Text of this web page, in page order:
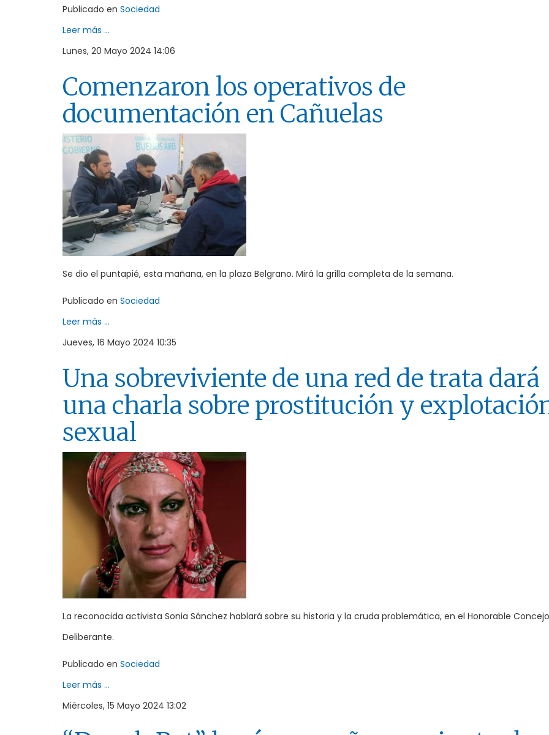
Publicado en Sociedad
Leer más ...
Lunes, 20 Mayo 2024 14:06
Comenzaron los operativos de
documentación en Cañuelas
Se dio el puntapié, esta mañana, en la plaza Belgrano. Mirá la grilla completa de la semana.
Publicado en Sociedad
Leer más ...
Jueves, 16 Mayo 2024 10:35
Una sobreviviente de una red de trata dará
una charla sobre prostitución y
sexual
La reconocida activista Sonia Sánchez hablará sobre su historia y la cruda problemática, en el Honorable Concejo
Deliberante.
Publicado en Sociedad
Leer más ...
Miércoles, 15 Mayo 2024 13:02